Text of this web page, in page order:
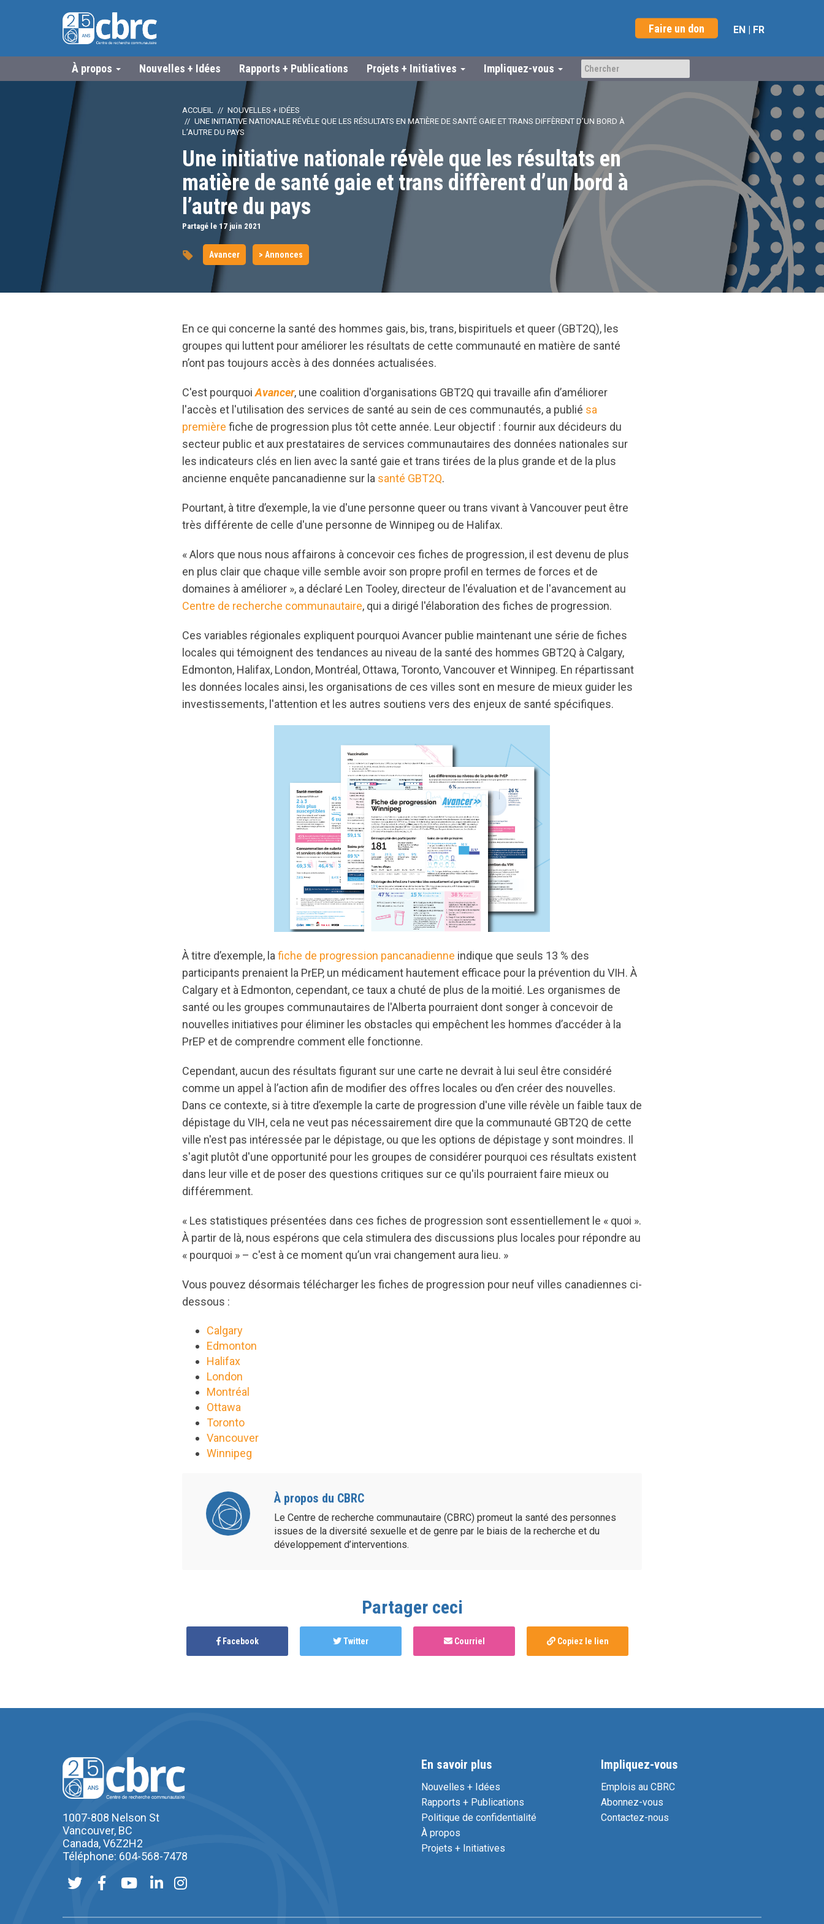
Faire un don EN | FR
À propos Nouvelles + Idées Rapports + Publications Projets + Initiatives Impliquez-vous
ACCUEIL
NOUVELLES + IDÉES
UNE INITIATIVE NATIONALE RÉVÈLE QUE LES RÉSULTATS EN MATIÈRE DE SANTÉ GAIE ET TRANS DIFFÈRENT D’UN BORD À
L’AUTRE DU PAYS
Une initiative nationale révèle que les résultats en
matière de santé gaie et trans diffèrent d’un bord à
l’autre du pays
Partagé le 17 juin 2021
Avancer > Annonces
En ce qui concerne la santé des hommes gais, bis, trans, bispirituels et queer (GBT2Q), les
groupes qui luttent pour améliorer les résultats de cette communauté en matière de santé
n’ont pas toujours accès à des données actualisées.
C'est pourquoiAvancer, une coalition d'organisations GBT2Q qui travaille afin d’améliorer
l'accès et l'utilisation des services de santé au sein de ces communautés, a publié sa
première fiche de progression plus tôt cette année. Leur objectif : fournir aux décideurs du
secteur public et aux prestataires de services communautaires des données nationales sur
les indicateurs clés en lien avec la santé gaie et trans tirées de la plus grande et de la plus
ancienne enquête pancanadienne sur la santé GBT2Q.
Pourtant, à titre d’exemple, la vie d'une personne queer ou trans vivant à Vancouver peut être
très différente de celle d'une personne de Winnipeg ou de Halifax.
« Alors que nous nous affairons à concevoir ces fiches de progression, il est devenu de plus
en plus clair que chaque ville semble avoir son propre profil en termes de forces et de
domaines à améliorer », a déclaré Len Tooley, directeur de l'évaluation et de l'avancement au
Centre de recherche communautaire, qui a dirigé l'élaboration des fiches de progression.
Ces variables régionales expliquent pourquoi Avancer publie maintenant une série de fiches
locales qui témoignent des tendances au niveau de la santé des hommes GBT2Q à Calgary,
Edmonton, Halifax, London, Montréal, Ottawa, Toronto, Vancouver et Winnipeg. En répartissant
les données locales ainsi, les organisations de ces villes sont en mesure de mieux guider les
investissements, l'attention et les autres soutiens vers des enjeux de santé spécifiques.
À titre d’exemple, lafiche de progression pancanadienne indique que seuls 13 % des
participants prenaient la PrEP, un médicament hautement efficace pour la prévention du VIH. À
Calgary et à Edmonton, cependant, ce taux a chuté de plus de la moitié. Les organismes de
santé ou les groupes communautaires de l'Alberta pourraient dont songer à concevoir de
nouvelles initiatives pour éliminer les obstacles qui empêchent les hommes d’accéder à la
PrEP et de comprendre comment elle fonctionne.
Cependant, aucun des résultats figurant sur une carte ne devrait à lui seul être considéré
comme un appel à l’action afin de modifier des offres locales ou d’en créer des nouvelles.
Dans ce contexte, si à titre d’exemple la carte de progression d'une ville révèle un faible taux de
dépistage du VIH, cela ne veut pas nécessairement dire que la communauté GBT2Q de cette
ville n'est pas intéressée par le dépistage, ou que les options de dépistage y sont moindres. Il
s'agit plutôt d'une opportunité pour les groupes de considérer pourquoi ces résultats existent
dans leur ville et de poser des questions critiques sur ce qu'ils pourraient faire mieux ou
différemment.
« Les statistiques présentées dans ces fiches de progression sont essentiellement le « quoi ».
À partir de là, nous espérons que cela stimulera des discussions plus locales pour répondre au
« pourquoi » – c'est à ce moment qu’un vrai changement aura lieu. »
Vous pouvez désormais télécharger les fiches de progression pour neuf villes canadiennes ci-
dessous :
Calgary
Edmonton
Halifax
London
Montréal
Ottawa
Toronto
Vancouver
Winnipeg
À propos du CBRC
Le Centre de recherche communautaire (CBRC) promeut la santé des personnes
issues de la diversité sexuelle et de genre par le biais de la recherche et du
développement d’interventions.
Partager ceci
Facebook Twitter Courriel Copiez le lien
1007-808 Nelson St
Vancouver, BC
Canada, V6Z2H2
Téléphone: 604-568-7478
En savoir plus
Nouvelles + Idées
Rapports + Publications
Politique de confidentialité
À propos
Projets + Initiatives
Impliquez-vous
Emplois au CBRC
Abonnez-vous
Contactez-nous